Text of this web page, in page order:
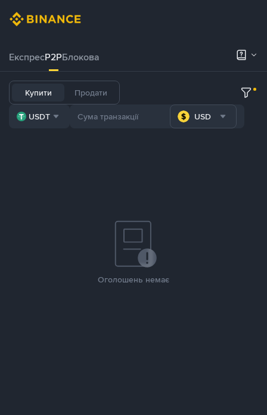
ЕкспресP2PБлокова
Купити Продати
USDT USD
Оголошень немає